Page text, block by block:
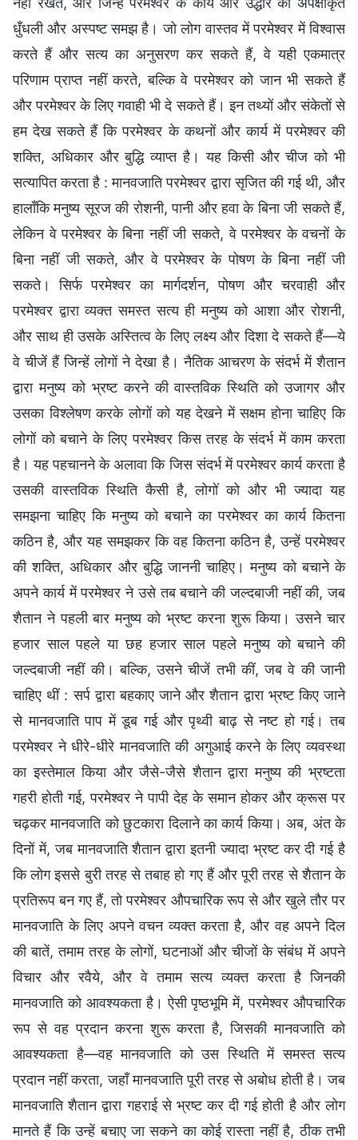
धुँधली और अस्पष्ट समझ है। जो लोग वास्तव में परमेश्वर में विश्वास
करते हैं और सत्य का अनुसरण कर सकते हैं, वे यही एकमात्र
परिणाम प्राप्त नहीं करते, बल्कि वे परमेश्वर को जान भी सकते हैं
और परमेश्वर के लिए गवाही भी दे सकते हैं। इन तथ्यों और संकेतों से
हम देख सकते हैं कि परमेश्वर के कथनों और कार्य में परमेश्वर की
शक्ति, अधिकार और बुद्धि व्याप्त है। यह किसी और चीज को भी
सत्यापित करता है : मानवजाति परमेश्वर द्वारा सृजित की गई थी, और
हालाँकि मनुष्य सूरज की रोशनी, पानी और हवा के बिना जी सकते हैं,
लेकिन वे परमेश्वर के बिना नहीं जी सकते, वे परमेश्वर के वचनों के
बिना नहीं जी सकते, और वे परमेश्वर के पोषण के बिना नहीं जी
सकते। सिर्फ परमेश्वर का मार्गदर्शन, पोषण और चरवाही और
परमेश्वर द्वारा व्यक्त समस्त सत्य ही मनुष्य को आशा और रोशनी,
और साथ ही उसके अस्तित्व के लिए लक्ष्य और दिशा दे सकते हैं—ये
वे चीजें हैं जिन्हें लोगों ने देखा है। नैतिक आचरण के संदर्भ में शैतान
द्वारा मनुष्य को भ्रष्ट करने की वास्तविक स्थिति को उजागर और
उसका विश्लेषण करके लोगों को यह देखने में सक्षम होना चाहिए कि
लोगों को बचाने के लिए परमेश्वर किस तरह के संदर्भ में काम करता
है। यह पहचानने के अलावा कि जिस संदर्भ में परमेश्वर कार्य करता है
उसकी वास्तविक स्थिति कैसी है, लोगों को और भी ज्यादा यह
समझना चाहिए कि मनुष्य को बचाने का परमेश्वर का कार्य कितना
कठिन है, और यह समझकर कि वह कितना कठिन है, उन्हें परमेश्वर
की शक्ति, अधिकार और बुद्धि जाननी चाहिए। मनुष्य को बचाने के
अपने कार्य में परमेश्वर ने उसे तब बचाने की जल्दबाजी नहीं की, जब
शैतान ने पहली बार मनुष्य को भ्रष्ट करना शुरू किया। उसने चार
हजार साल पहले या छह हजार साल पहले मनुष्य को बचाने की
जल्दबाजी नहीं की। बल्कि, उसने चीजें तभी कीं, जब वे की जानी
चाहिए थीं : सर्प द्वारा बहकाए जाने और शैतान द्वारा भ्रष्ट किए जाने
से मानवजाति पाप में डूब गई और पृथ्वी बाढ़ से नष्ट हो गई। तब
परमेश्वर ने धीरे-धीरे मानवजाति की अगुआई करने के लिए व्यवस्था
का इस्तेमाल किया और जैसे-जैसे शैतान द्वारा मनुष्य की भ्रष्टता
गहरी होती गई, परमेश्वर ने पापी देह के समान होकर और क्रूस पर
चढ़कर मानवजाति को छुटकारा दिलाने का कार्य किया। अब, अंत के
दिनों में, जब मानवजाति शैतान द्वारा इतनी ज्यादा भ्रष्ट कर दी गई है
कि लोग इससे बुरी तरह से तबाह हो गए हैं और पूरी तरह से शैतान के
प्रतिरूप बन गए हैं, तो परमेश्वर औपचारिक रूप से और खुले तौर पर
मानवजाति के लिए अपने वचन व्यक्त करता है, और वह अपने दिल
की बातें, तमाम तरह के लोगों, घटनाओं और चीजों के संबंध में अपने
विचार और रवैये, और वे तमाम सत्य व्यक्त करता है जिनकी
मानवजाति को आवश्यकता है। ऐसी पृष्ठभूमि में, परमेश्वर औपचारिक
रूप से वह प्रदान करना शुरू करता है, जिसकी मानवजाति को
आवश्यकता है—वह मानवजाति को उस स्थिति में समस्त सत्य
प्रदान नहीं करता, जहाँ मानवजाति पूरी तरह से अबोध होती है। जब
मानवजाति शैतान द्वारा गहराई से भ्रष्ट कर दी गई होती है और लोग
मानते हैं कि उन्हें बचाए जा सकने का कोई रास्ता नहीं है, ठीक तभी